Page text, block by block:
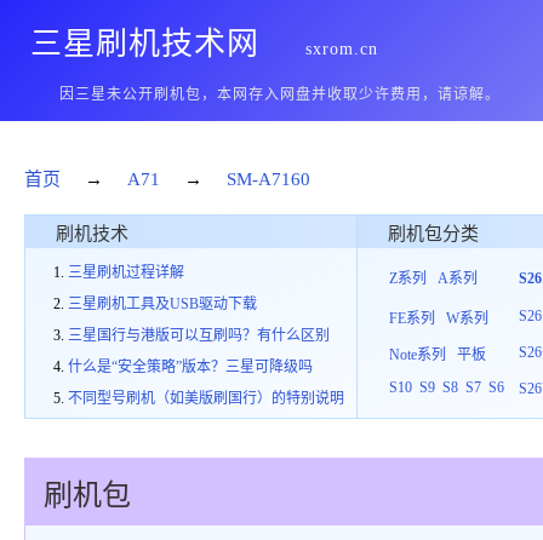
三星刷机技术网 sxrom.cn
因三星未公开刷机包，本网存入网盘并收取少许费用，请谅解。
首页 → A71 → SM-A7160
刷机技术
三星刷机过程详解
三星刷机工具及USB驱动下载
三星国行与港版可以互刷吗？有什么区别
什么是“安全策略”版本？三星可降级吗
不同型号刷机（如美版刷国行）的特别说明
刷机包分类
Z系列 A系列
FE系列 W系列
Note系列
平板
S10 S9 S8 S7 S6
S26
刷机包